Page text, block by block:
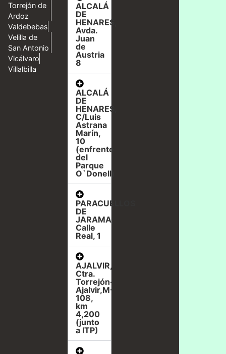
Torrejón de
Ardoz
Valdebebas
Velilla de
San Antonio
Vicálvaro
Villalbilla
ALCALÁ
DE
HENARES,
Avda.
Juan
de
Austria
8
ALCALÁ
DE
HENARES,
C/Luis
Astrana
Marín,
10
(enfrente
del
Parque
O`Donell)
PARACUELLOS
DE
JARAMA,
Calle
Real, 1
AJALVIR,
Ctra.
Torrejón-
Ajalvir,M-
108,
km
4,200
(junto
a ITP)